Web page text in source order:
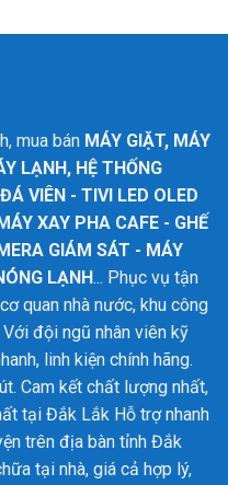
mua bán MÁY GIẶT, MÁY
LẠNH, HỆ THỐNG
VIÊN - TIVI LED OLED
XAY PHA CAFE - GHẾ
GIÁM SÁT - MÁY
LẠNH... Phục vụ tận
quan nhà nước, khu công
đội ngũ nhân viên kỹ
linh kiện chính hãng.
Cam kết chất lượng nhất,
tại Đắk Lắk Hỗ trợ nhanh
trên địa bàn tỉnh Đắk
tại nhà, giá cả hợp lý,